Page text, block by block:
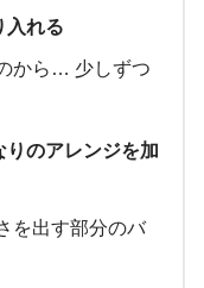
入れる
から… 少しずつ
りのアレンジを加
を出す部分のバ